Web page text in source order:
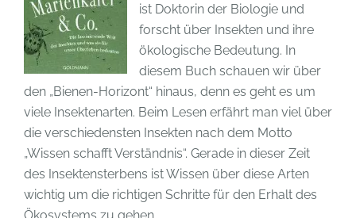
ist Doktorin der Biologie und
forscht über Insekten und ihre
ökologische Bedeutung. In
diesem Buch schauen wir über
den „Bienen-Horizont“ hinaus, denn es geht es um
viele Insektenarten. Beim Lesen erfährt man viel über
die verschiedensten Insekten nach dem Motto
„Wissen schafft Verständnis“. Gerade in dieser Zeit
des Insektensterbens ist Wissen über diese Arten
wichtig um die richtigen Schritte für den Erhalt des